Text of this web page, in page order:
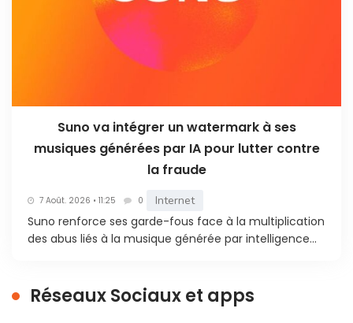
Suno va intégrer un watermark à ses
musiques générées par IA pour lutter contre
la fraude
7 Août. 2026 • 11:25 0 Internet
Suno renforce ses garde-fous face à la multiplication
des abus liés à la musique générée par intelligence...
Réseaux Sociaux et apps